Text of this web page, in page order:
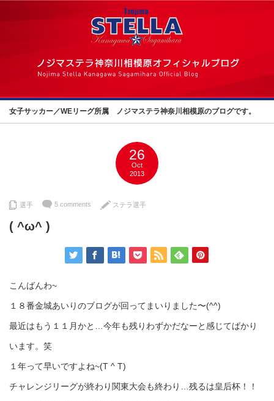
女子サッカー／WEリーグ所属 ノジマステラ神奈川相模原のブログです。
26
Oct
2013
選手 5 comments ステラ選手
( ^ω^ )
こんばんわ~
１８番金城あいりのブログが回ってまいりました〜(^^)
最近はもう１１月かと…今年も残りわずかだなーと感じてばかり
います。笑
１年って早いですよね~(T ^ T)
チャレンジリーグが終わり関東大会も終わり…残るは皇后杯！！